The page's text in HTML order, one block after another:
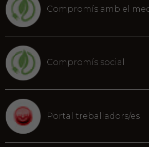
Compromís amb el
Compromís social
Portal treballadors/es